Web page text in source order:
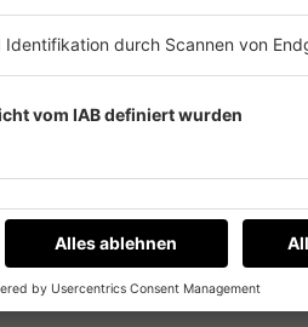
zu senden und im Programm
Fehler, bzw. Probleme
keinerlei Haftung der Life
auf einen Gewinn.
bis Montag 25.5. 2020, um
unter dem